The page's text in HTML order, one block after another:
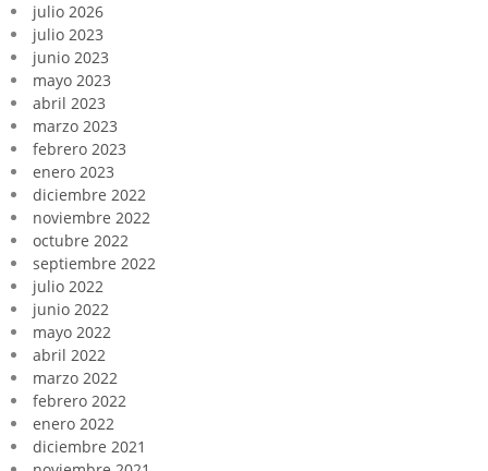
julio 2026
julio 2023
junio 2023
mayo 2023
abril 2023
marzo 2023
febrero 2023
enero 2023
diciembre 2022
noviembre 2022
octubre 2022
septiembre 2022
julio 2022
junio 2022
mayo 2022
abril 2022
marzo 2022
febrero 2022
enero 2022
diciembre 2021